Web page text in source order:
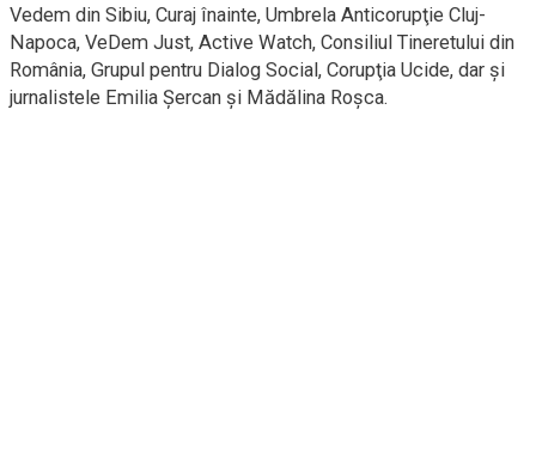
Vedem din Sibiu, Curaj înainte, Umbrela Anticorupţie Cluj-
Napoca, VeDem Just, Active Watch, Consiliul Tineretului din
România, Grupul pentru Dialog Social, Corupţia Ucide, dar şi
jurnalistele Emilia Şercan şi Mădălina Roşca.